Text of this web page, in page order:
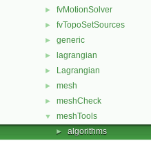
► fvMotionSolver
► fvTopoSetSources
► generic
► lagrangian
► Lagrangian
► mesh
► meshCheck
▼ meshTools
► algorithms